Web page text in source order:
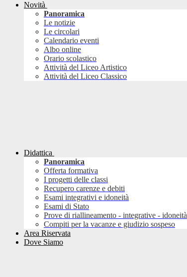
Novità
Panoramica
Le notizie
Le circolari
Calendario eventi
Albo online
Orario scolastico
Attività del Liceo Artistico
Attività del Liceo Classico
Didattica
Panoramica
Offerta formativa
I progetti delle classi
Recupero carenze e debiti
Esami integrativi e idoneità
Esami di Stato
Prove di riallineamento - integrative - idoneità
Compiti per la vacanze e giudizio sospeso
Area Riservata
Dove Siamo